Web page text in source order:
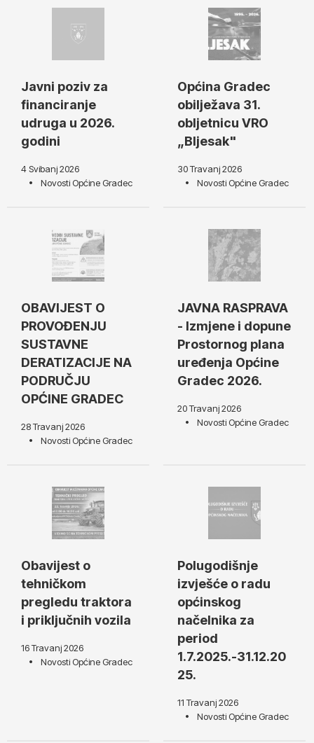
Javni poziv za
financiranje
udruga u 2026.
godini
4 Svibanj 2026
Novosti Općine Gradec
Općina Gradec
obilježava 31.
obljetnicu VRO
„Bljesak"
30 Travanj 2026
Novosti Općine Gradec
OBAVIJEST O
PROVOĐENJU
SUSTAVNE
DERATIZACIJE NA
PODRUČJU
OPĆINE GRADEC
28 Travanj 2026
Novosti Općine Gradec
JAVNA RASPRAVA
- Izmjene i dopune
Prostornog plana
uređenja Općine
Gradec 2026.
20 Travanj 2026
Novosti Općine Gradec
Obavijest o
tehničkom
pregledu traktora
i priključnih vozila
16 Travanj 2026
Novosti Općine Gradec
Polugodišnje
izvješće o radu
općinskog
načelnika za
period
1.7.2025.-31.12.20
25.
11 Travanj 2026
Novosti Općine Gradec